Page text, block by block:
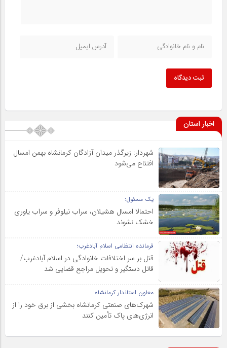
ثبت دیدگاه
اخبار استان
شهردار: زیرگذر میدان آزادگان کرمانشاه بهمن امسال
افتتاح می‌شود
یک مسئول:
احتمالا امسال هشیلان، سراب نیلوفر و سراب یاوری
خشک نشوند
فرمانده انتظامی اسلام آبادغرب؛
قتل بر سر اختلافات خانوادگی در اسلام آبادغرب/
قاتل دستگیر و تحویل مراجع قضایی شد
معاون استاندار کرمانشاه:
شهرک‌های صنعتی کرمانشاه بخشی از برق خود را از
انرژی‌های پاک تأمین کنند